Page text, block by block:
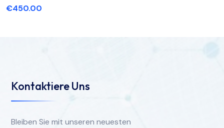
€450.00
Kontaktiere Uns
Bleiben Sie mit unseren neuesten